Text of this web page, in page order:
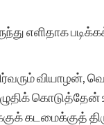
எளிதாக
கடமைக்குத்